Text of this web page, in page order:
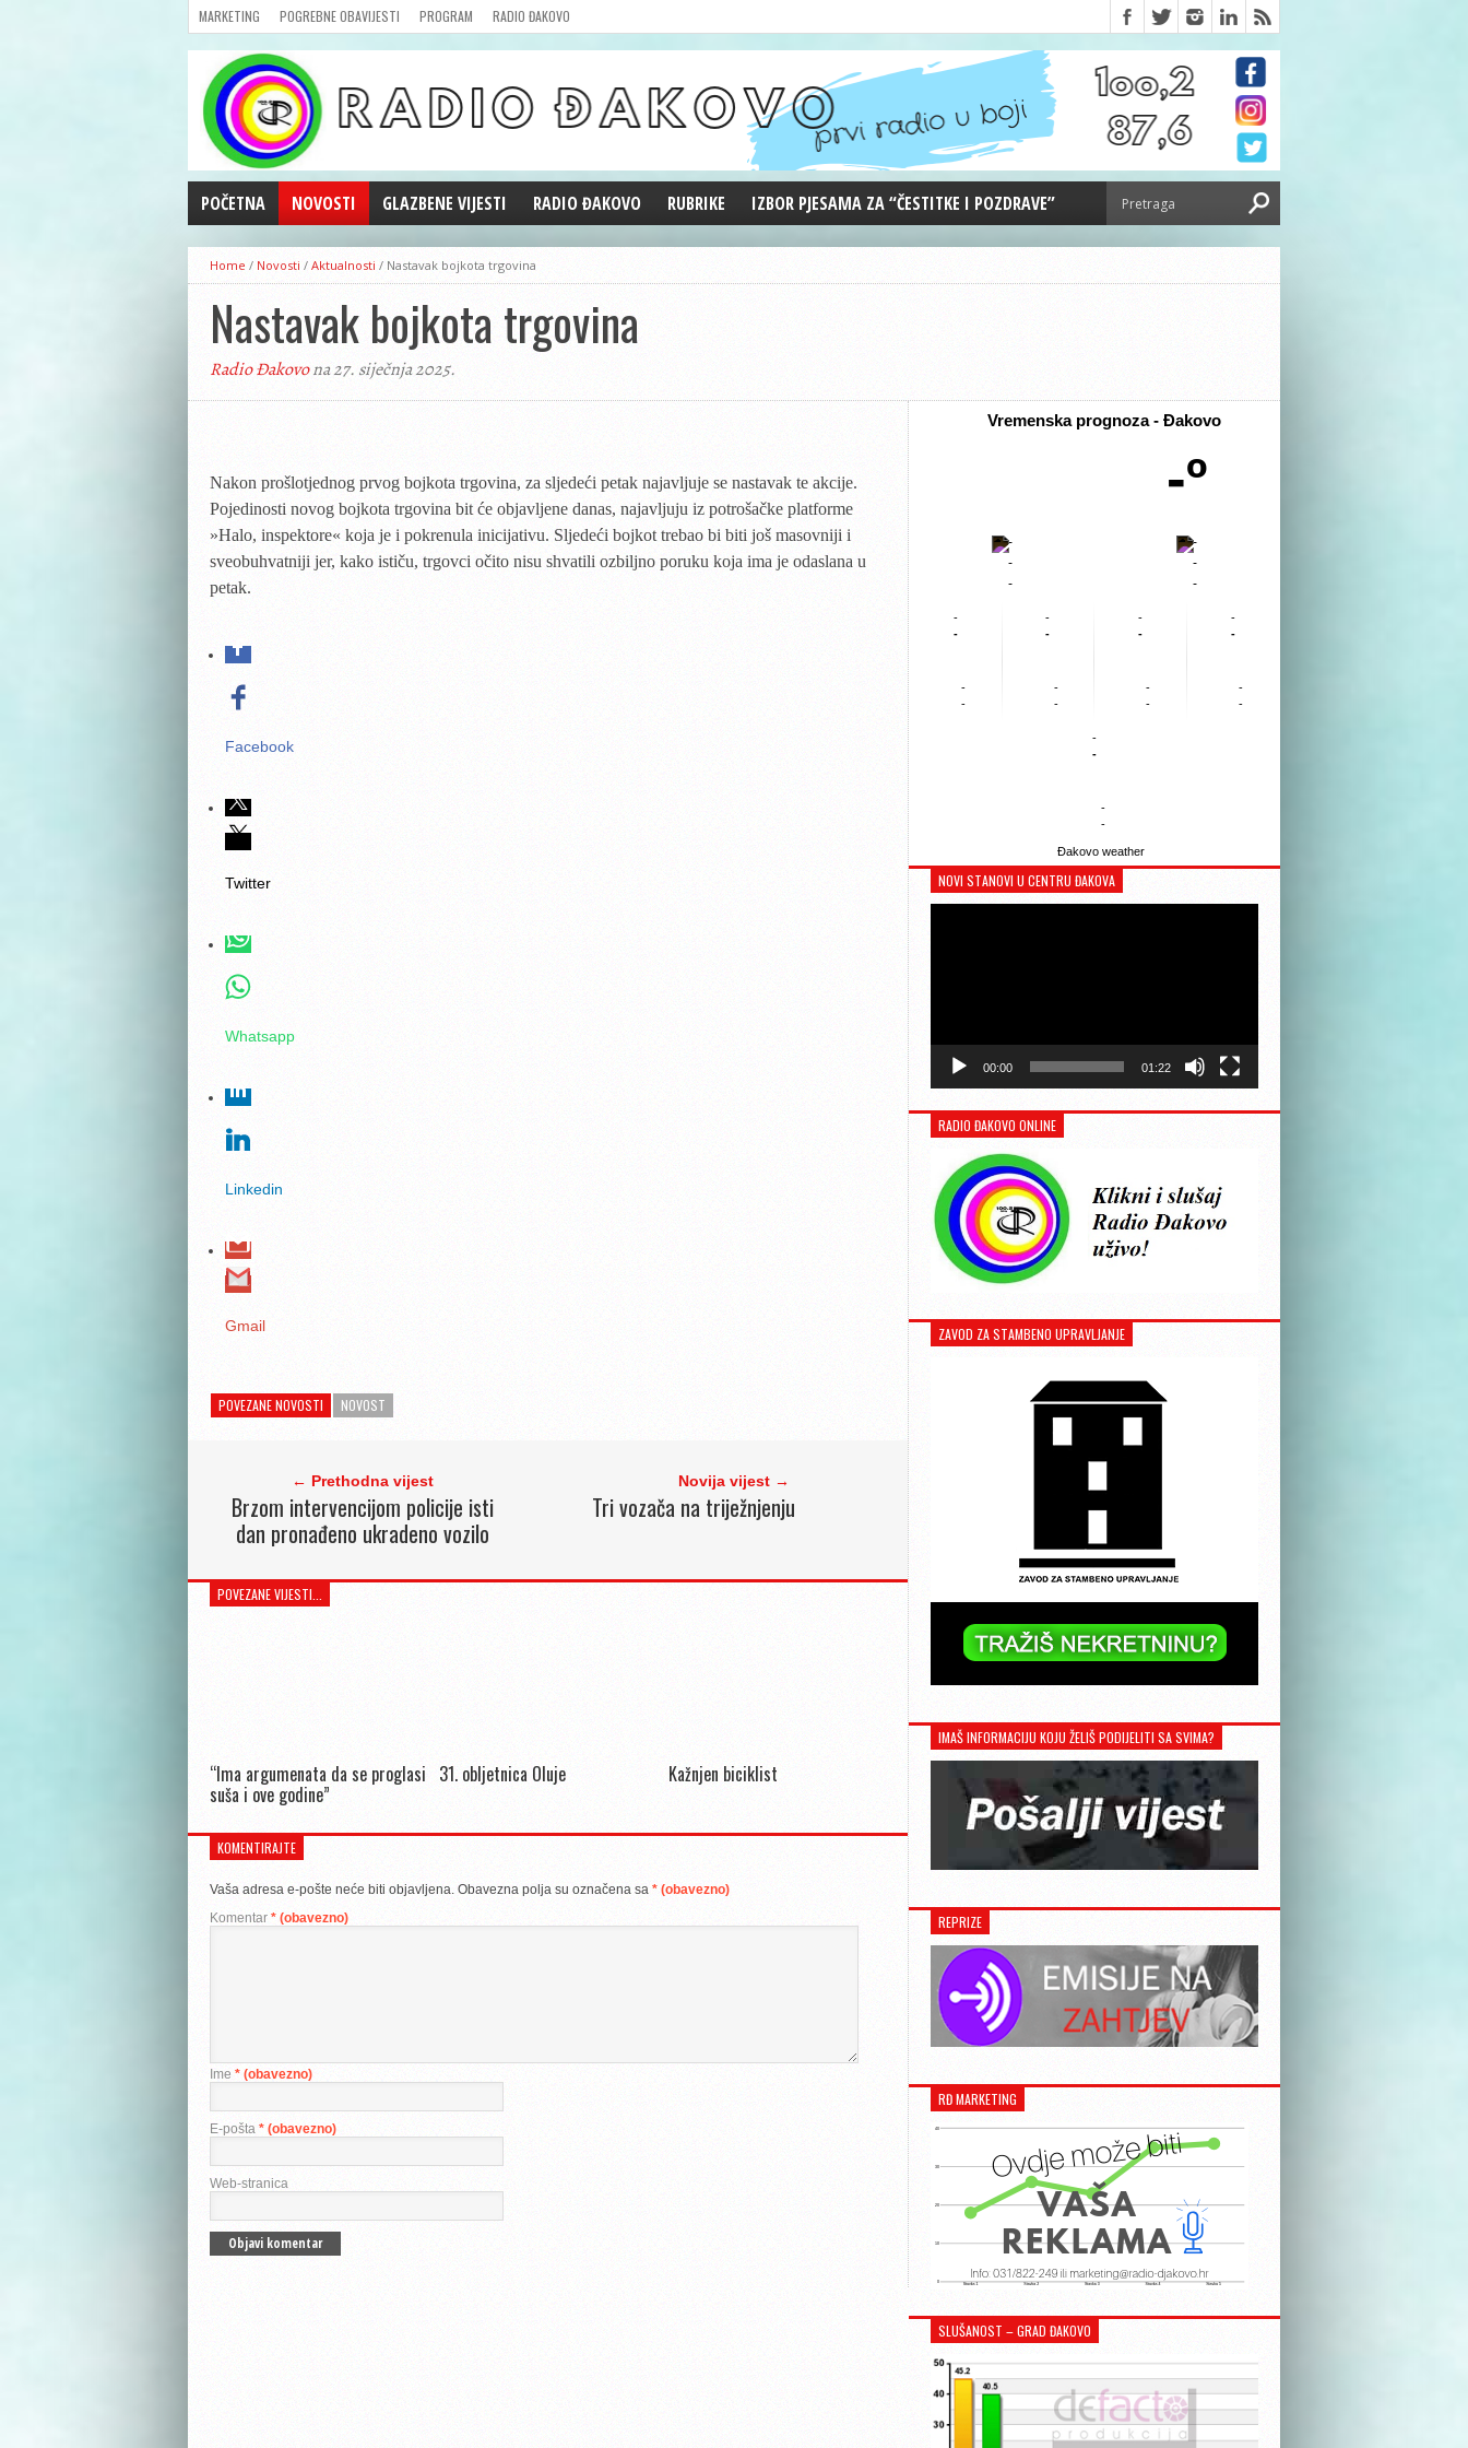
MARKETING POGREBNE OBAVIJESTI PROGRAM RADIO ĐAKOVO
POČETNA NOVOSTI
AKTUALNOSTI
CRNA KRONIKA
POLITIKA
ZANIMLJIVOSTI
GOSPODARSTVO
KULTURA
GLAZBENE VIJESTI RADIO ĐAKOVO
MARKETING
RUBRIKE
REPRIZE EMISIJA
DOBRE VIBRACIJE
IZBOR PJESAMA ZA “ČESTITKE I POZDRAVE”
Home / Novosti / Aktualnosti / Nastavak bojkota trgovina
Nastavak bojkota trgovina
Radio Đakovona 27. siječnja 2025.
Nakon prošlotjednog prvog bojkota trgovina, za sljedeći petak najavljuje se nastavak te akcije.
Pojedinosti novog bojkota trgovina bit će objavljene danas, najavljuju iz potrošačke platforme
»Halo, inspektore« koja je i pokrenula inicijativu. Sljedeći bojkot trebao bi biti još masovniji i
sveobuhvatniji jer, kako ističu, trgovci očito nisu shvatili ozbiljno poruku koja ima je odaslana u
petak.
Facebook
Twitter
Whatsapp
Linkedin
Gmail
POVEZANE NOVOSTI NOVOST
← Prethodna vijest
Brzom intervencijom policije isti
dan pronađeno ukradeno vozilo
Novija vijest →
Tri vozača na triježnjenju
POVEZANE VIJESTI...
“Ima argumenata da se proglasi
suša i ove godine”
31. obljetnica Oluje Kažnjen biciklist
KOMENTIRAJTE
Vaša adresa e-pošte neće biti objavljena. Obavezna polja su označena sa * (obavezno)
Komentar * (obavezno)
Ime * (obavezno)
E-pošta * (obavezno)
Web-stranica
Vremenska prognoza - Đakovo
-º
-
-
-
-
-
-
-
-
-
-
-
-
-
-
-
-
-
-
-
-
-
-
-
-
-
-
Đakovo weather
NOVI STANOVI U CENTRU ĐAKOVA
00:00 01:22
RADIO ĐAKOVO ONLINE
ZAVOD ZA STAMBENO UPRAVLJANJE
IMAŠ INFORMACIJU KOJU ŽELIŠ PODIJELITI SA SVIMA?
REPRIZE
RĐ MARKETING
SLUŠANOST – GRAD ĐAKOVO